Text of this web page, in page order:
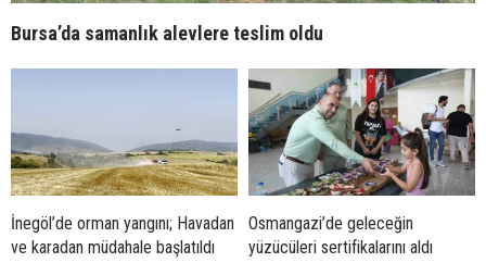
Bursa’da samanlık alevlere teslim oldu
İnegöl’de orman yangını; Havadan
ve karadan müdahale başlatıldı
Osmangazi’de geleceğin
yüzücüleri sertifikalarını aldı